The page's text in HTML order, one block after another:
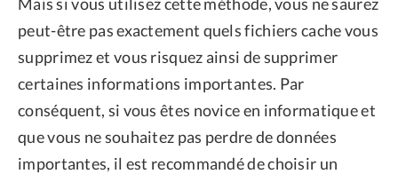
peut-être pas exactement quels fichiers cache vous
supprimez et vous risquez ainsi de supprimer
certaines informations importantes. Par
conséquent, si vous êtes novice en informatique et
que vous ne souhaitez pas perdre de données
importantes, il est recommandé de choisir un